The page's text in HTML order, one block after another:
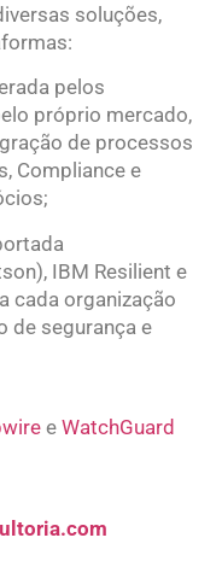
soluções,
pelos
próprio mercado,
de processos
Compliance e
IBM Resilient e
cada organização
de segurança e
e WatchGuard